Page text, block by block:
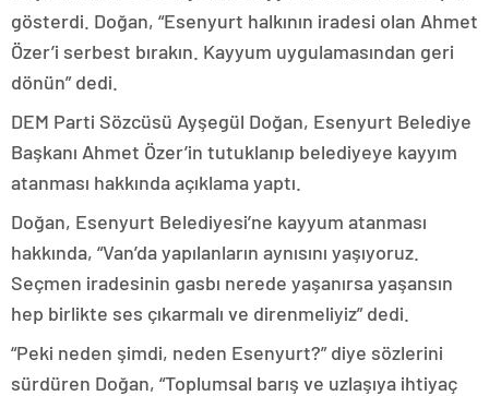
gösterdi. Doğan, “Esenyurt halkının iradesi olan Ahmet
Özer’i serbest bırakın. Kayyum uygulamasından geri
dönün” dedi.
DEM Parti Sözcüsü Ayşegül Doğan, Esenyurt Belediye
Başkanı Ahmet Özer’in tutuklanıp belediyeye kayyım
atanması hakkında açıklama yaptı.
Doğan, Esenyurt Belediyesi’ne kayyum atanması
hakkında, “Van’da yapılanların aynısını yaşıyoruz.
Seçmen iradesinin gasbı nerede yaşanırsa yaşansın
hep birlikte ses çıkarmalı ve direnmeliyiz” dedi.
“Peki neden şimdi, neden Esenyurt?” diye sözlerini
sürdüren Doğan, “Toplumsal barış ve uzlaşıya ihtiyaç